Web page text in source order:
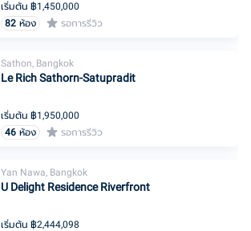
เริ่มต้น ฿1,450,000
82 ห้อง รอการรีวิว
Sathon, Bangkok
Le Rich Sathorn-Satupradit
เริ่มต้น ฿1,950,000
46 ห้อง รอการรีวิว
Yan Nawa, Bangkok
U Delight Residence Riverfront
เริ่มต้น ฿2,444,098